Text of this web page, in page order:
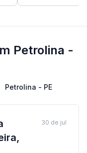
Petrolina -
Petrolina - PE
30 de jul